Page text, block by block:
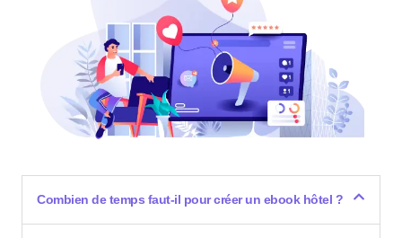
Combien de temps faut-il pour créer un ebook hôtel ?